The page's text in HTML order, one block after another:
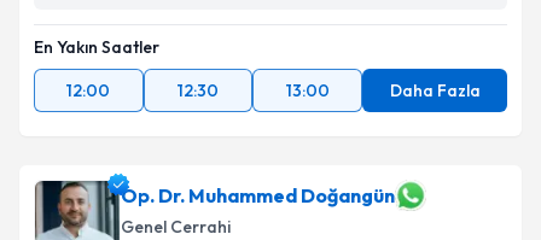
En Yakın Saatler
12:00
12:30 13:00 Daha Fazla
Op. Dr. Muhammed Doğangün
Genel Cerrahi